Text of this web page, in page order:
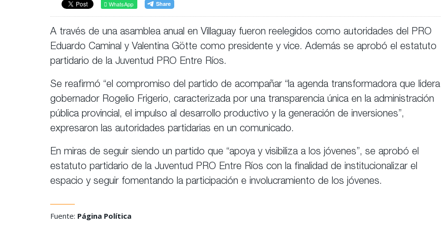
WhatsApp
A través de una asamblea anual en Villaguay fueron reelegidos como autoridades del PRO
Eduardo Caminal y Valentina Götte como presidente y vice. Además se aprobó el estatuto
partidario de la Juventud PRO Entre Ríos.
Se reafirmó “el compromiso del partido de acompañar “la agenda transformadora que
gobernador Rogelio Frigerio, caracterizada por una transparencia única en la administración
pública provincial, el impulso al desarrollo productivo y la generación de inversiones”,
expresaron las autoridades partidarias en un comunicado.
En miras de seguir siendo un partido que “apoya y visibiliza a los jóvenes”, se aprobó el
estatuto partidario de la Juventud PRO Entre Ríos con la finalidad de institucionalizar el
espacio y seguir fomentando la participación e involucramiento de los jóvenes.
Fuente: Página Política